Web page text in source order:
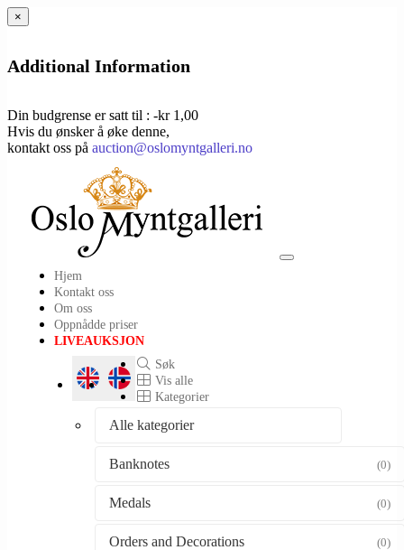
×
Additional Information
Din budgrense er satt til : -kr 1,00
Hvis du ønsker å øke denne,
kontakt oss på auction@oslomyntgalleri.no
Toggle
Hjem
Kontakt oss
Om oss
Oppnådde priser
LIVEAUKSJON
Søk
Vis alle
Kategorier
Alle kategorier
Banknotes (0)
Medals (0)
Orders and Decorations (0)